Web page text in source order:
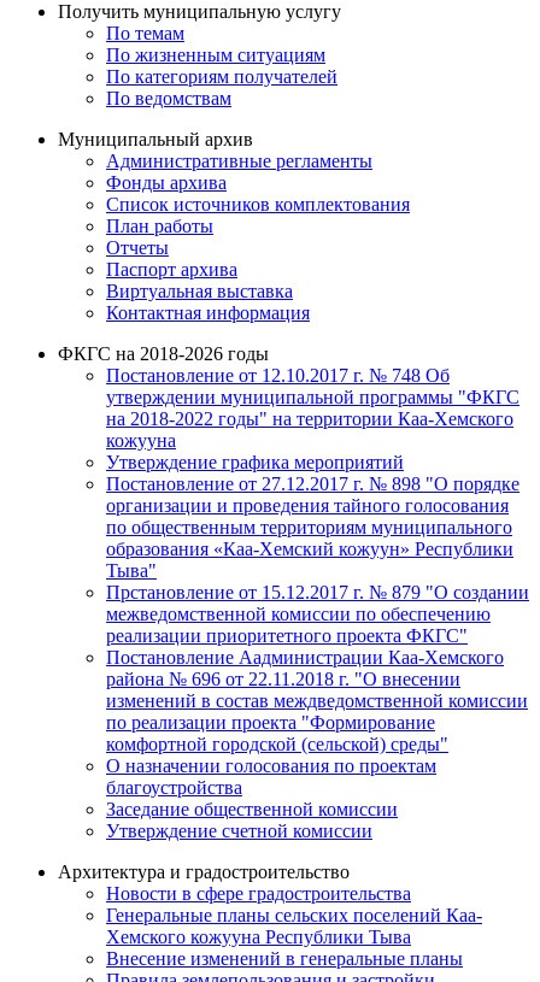
Получить муниципальную услугу
По темам
По жизненным ситуациям
По категориям получателей
По ведомствам
Муниципальный архив
Административные регламенты
Фонды архива
Список источников комплектования
План работы
Отчеты
Паспорт архива
Виртуальная выставка
Контактная информация
ФКГС на 2018-2026 годы
Постановление от 12.10.2017 г. № 748 Об
утверждении муниципальной программы "ФКГС
на 2018-2022 годы" на территории Каа-Хемского
кожууна
Утверждение графика мероприятий
Постановление от 27.12.2017 г. № 898 "О порядке
организации и проведения тайного голосования
по общественным территориям муниципального
образования «Каа-Хемский кожуун» Республики
Тыва"
Прстановление от 15.12.2017 г. № 879 "О создании
межведомственной комиссии по обеспечению
реализации приоритетного проекта ФКГС"
Постановление Аадминистрации Каа-Хемского
района № 696 от 22.11.2018 г. "О внесении
изменений в состав междведомственной комиссии
по реализации проекта "Формирование
комфортной городской (сельской) среды"
О назначении голосования по проектам
благоустройства
Заседание общественной комиссии
Утверждение счетной комиссии
Архитектура и градостроительство
Новости в сфере градостроительства
Генеральные планы сельских поселений Каа-
Хемского кожууна Республики Тыва
Внесение изменений в генеральные планы